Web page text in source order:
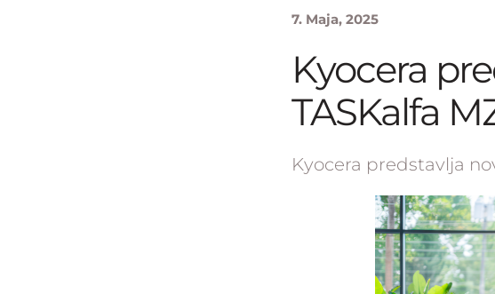
7. Maja, 2025
Kyocera
TASKalfa
Kyocera predstavlja